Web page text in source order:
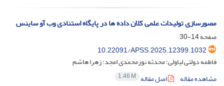
مصورسازی تولیدات علمی کلان داده ها در پایگاه استنادی وب آو ساینس
صفحه14-30
10.22091/APSS.2025.12399.1032
فاطمه دولتی لیاولی؛ محدثه نورمحمدی امجد؛ زهرا هاشم
مشاهده مقاله
اصل مقاله 1.46 M